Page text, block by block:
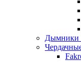
Дымники